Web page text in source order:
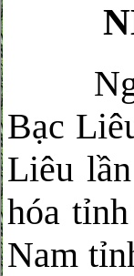
Ngày
Bạc
Liêu
hóa
Nam